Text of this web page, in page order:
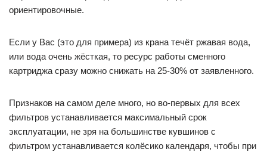
ориентировочные.
Если у Вас (это для примера) из крана течёт ржавая вода,
или вода очень жёсткая, то ресурс работы сменного
картриджа сразу можно снижать на 25-30% от заявленного.
Признаков на самом деле много, но во-первых для всех
фильтров устанавливается максимальный срок
эксплуатации, не зря на большинстве кувшинов с
фильтром устанавливается колёсико календаря, чтобы при